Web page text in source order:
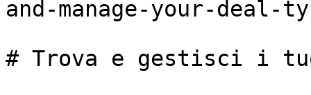
and-manage-your-deal-
# Trova e gestisci i